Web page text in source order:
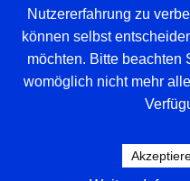
Nutzererfahrung zu
können selbst
möchten. Bitte beachten
womöglich nicht mehr